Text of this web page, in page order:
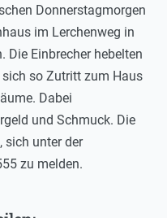
Donnerstagmorgen
im Lerchenweg in
Die Einbrecher hebelten
so Zutritt zum Haus
Dabei
und Schmuck. Die
sich unter der
zu melden.